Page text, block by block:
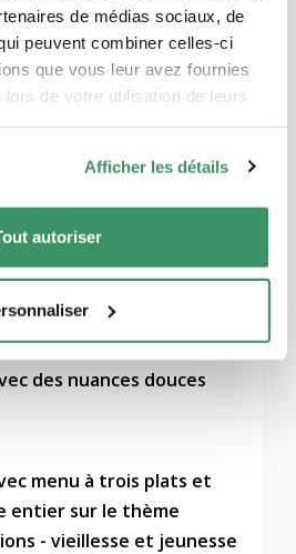
de médias sociaux, de
peuvent combiner celles-ci
que vous leur avez fournies
de votre utilisation de leurs
Afficher les détails
autoriser
chanceux
du mordant, de la malice
des nuances douces
menu à trois plats et
entier sur le thème
- vieillesse et jeunesse